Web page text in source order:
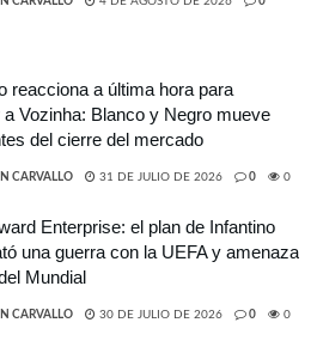
reacciona a última hora para
a Vozinha: Blanco y Negro mueve
del cierre del mercado
CARVALLO 31 DE JULIO DE 2026 0 0
Enterprise: el plan de Infantino
una guerra con la UEFA y amenaza
Mundial
CARVALLO 30 DE JULIO DE 2026 0 0